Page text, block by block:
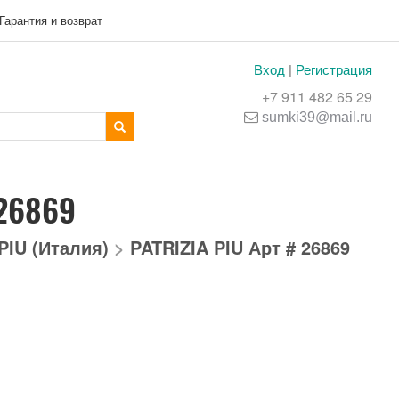
Гарантия и возврат
Вход | Регистрация
+7 911 482 65 29
sumki39@mail.ru
(Италия) > PATRIZIA PIU Арт # 26869